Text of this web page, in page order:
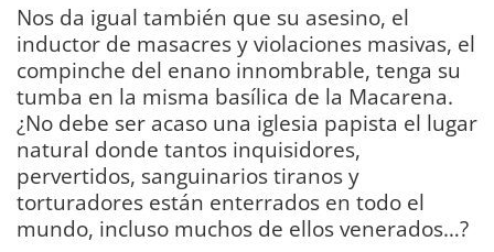
Nos da igual también que su asesino, el
inductor de masacres y violaciones masivas, el
compinche del enano innombrable, tenga su
tumba en la misma basílica de la Macarena.
¿No debe ser acaso una iglesia papista el lugar
natural donde tantos inquisidores,
pervertidos, sanguinarios tiranos y
torturadores están enterrados en todo el
mundo, incluso muchos de ellos venerados…?